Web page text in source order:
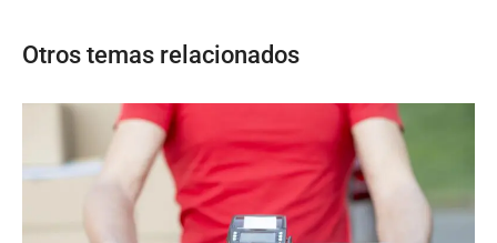
Otros temas relacionados